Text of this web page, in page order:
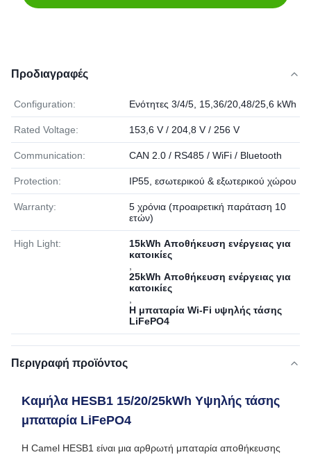
Προδιαγραφές
Configuration: Ενότητες 3/4/5, 15,36/20,48/25,6 kWh
Rated Voltage: 153,6 V / 204,8 V / 256 V
Communication: CAN 2.0 / RS485 / WiFi / Bluetooth
Protection: IP55, εσωτερικού & εξωτερικού χώρου
Warranty:
5 χρόνια (προαιρετική παράταση 10
ετών)
High Light:
15kWh Αποθήκευση ενέργειας για
κατοικίες
25kWh Αποθήκευση ενέργειας για
κατοικίες
Η μπαταρία Wi-Fi υψηλής τάσης
LiFePO4
Περιγραφή προϊόντος
Καμήλα HESB1 15/20/25kWh Υψηλής τάσης
μπαταρία LiFePO4
Η Camel HESB1 είναι μια αρθρωτή μπαταρία αποθήκευσης